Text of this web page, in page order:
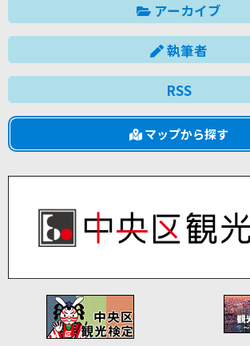
アーカイブ
執筆者
RSS
マップから探す